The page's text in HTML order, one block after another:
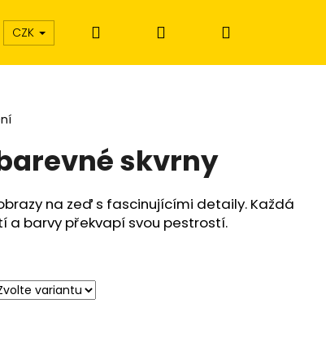
CZK Hledat PřihlášeníNákupní
skvrny
na zeď s fascinujícími detaily. Každá
a barvy překvapí svou pestrostí.